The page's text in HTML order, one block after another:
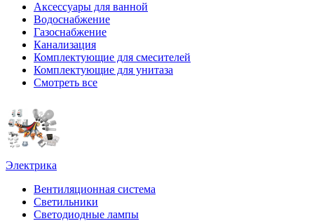
Аксессуары для ванной
Водоснабжение
Газоснабжение
Канализация
Комплектующие для смесителей
Комплектующие для унитаза
Смотреть все
Электрика
Вентиляционная система
Светильники
Светодиодные лампы